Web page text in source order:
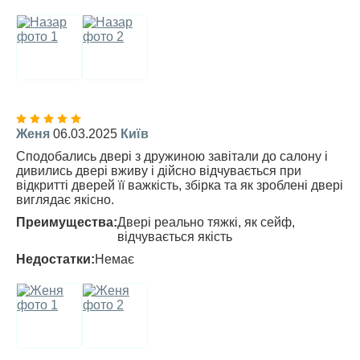
Женя 06.03.2025 Київ
Сподобались двері з дружиною завітали до салону і
дивились двері вживу і дійсно відчувається при
відкритті дверей її важкість, збірка та як зроблені двері
виглядає якісно.
Преимущества:Двері реально тяжкі, як сейф,
відчувається якість
Недостатки:Немає